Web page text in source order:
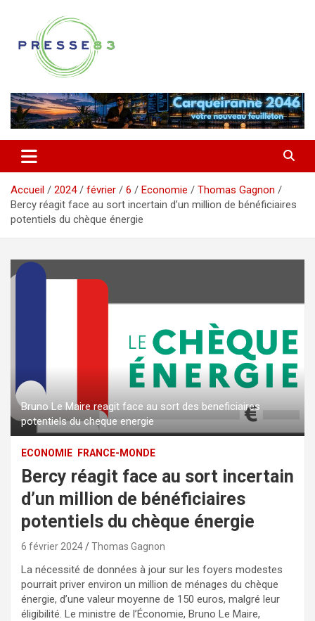
contenu
Presse 83
Accueil 2024 février 6 Economie
Thomas Gagnon
Bercy réagit face au sort incertain d’un million de bénéficiaires
potentiels du chèque énergie
Bruno Le Maire reagit face au sort des beneficiaires
potentiels du cheque energie
ECONOMIE FRANCE-MONDE
Bercy réagit face au sort incertain
d’un million de bénéficiaires
potentiels du chèque énergie
6 février 2024 Thomas Gagnon
La nécessité de données à jour sur les foyers modestes
pourrait priver environ un million de ménages du chèque
énergie, d’une valeur moyenne de 150 euros, malgré leur
éligibilité. Le ministre de l’Économie, Bruno Le Maire,